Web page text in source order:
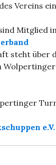
Vereins
Mitglied
steht über
e.V.